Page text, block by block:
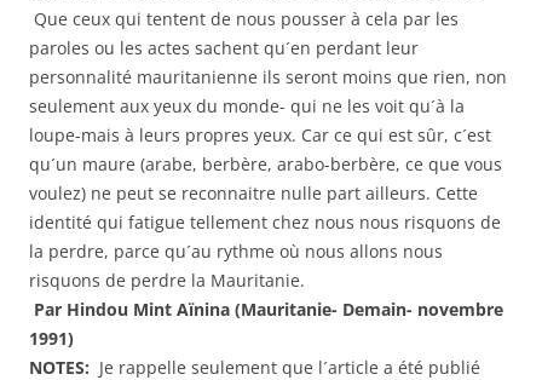
Que ceux qui tentent de nous pousser à cela par les
paroles ou les actes sachent qu´en perdant leur
personnalité mauritanienne ils seront moins que rien, non
seulement aux yeux du monde- qui ne les voit qu´à la
loupe-mais à leurs propres yeux. Car ce qui est sûr, c´est
qu´un maure (arabe, berbère, arabo-berbère, ce que vous
voulez) ne peut se reconnaitre nulle part ailleurs. Cette
identité qui fatigue tellement chez nous nous risquons de
la perdre, parce qu´au rythme où nous allons nous
risquons de perdre la Mauritanie.
Par Hindou Mint Aïnina (Mauritanie- Demain- novembre
1991)
NOTES: Je rappelle seulement que l´article a été publié